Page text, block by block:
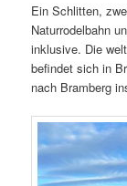
Ein Schlitten,
Naturrodelbahn
inklusive. Die
befindet sich in
nach Bramberg